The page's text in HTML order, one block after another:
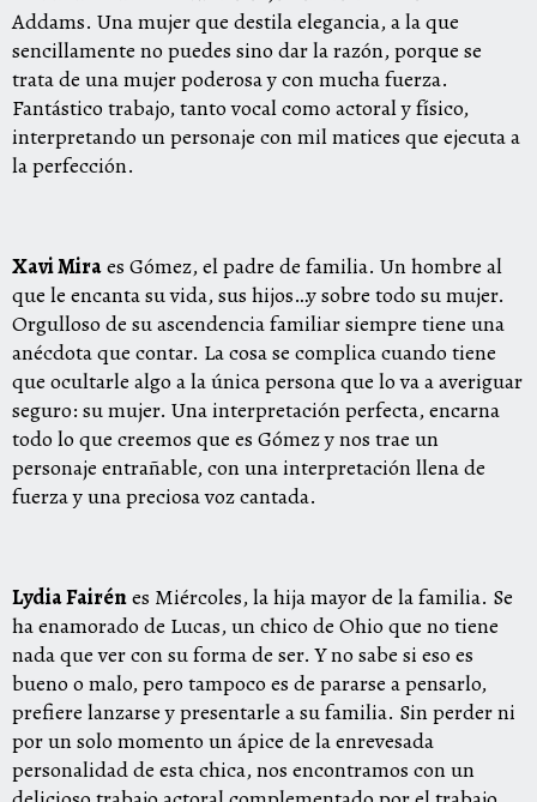
Addams. Una mujer que destila elegancia, a la que
sencillamente no puedes sino dar la razón, porque se
trata de una mujer poderosa y con mucha fuerza.
Fantástico trabajo, tanto vocal como actoral y físico,
interpretando un personaje con mil matices que ejecuta a
la perfección.
Xavi Miraes Gómez, el padre de familia. Un hombre al
que le encanta su vida, sus hijos…y sobre todo su mujer.
Orgulloso de su ascendencia familiar siempre tiene una
anécdota que contar. La cosa se complica cuando tiene
que ocultarle algo a la única persona que lo va a averiguar
seguro: su mujer. Una interpretación perfecta, encarna
todo lo que creemos que es Gómez y nos trae un
personaje entrañable, con una interpretación llena de
fuerza y una preciosa voz cantada.
Lydia Fairénes Miércoles, la hija mayor de la familia. Se
ha enamorado de Lucas, un chico de Ohio que no tiene
nada que ver con su forma de ser. Y no sabe si eso es
bueno o malo, pero tampoco es de pararse a pensarlo,
prefiere lanzarse y presentarle a su familia. Sin perder ni
por un solo momento un ápice de la enrevesada
personalidad de esta chica, nos encontramos con un